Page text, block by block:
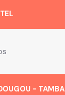
- TAMBA